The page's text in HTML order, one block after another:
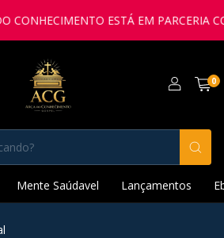
CONHECIMENTO ESTÁ EM PARCERIA
0
Mente Saúdavel Lançamentos